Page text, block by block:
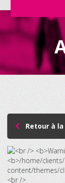
Retour à